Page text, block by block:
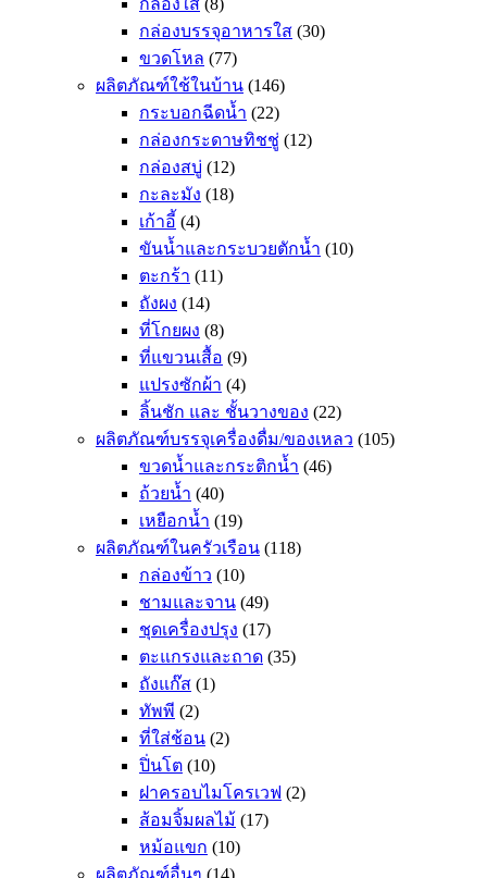
กล่องบรรจุอาหารใส (30)
ขวดโหล (77)
ผลิตภัณฑ์ใช้ในบ้าน (146)
กระบอกฉีดน้ำ (22)
กล่องกระดาษทิชชู่ (12)
กล่องสบู่ (12)
กะละมัง (18)
เก้าอี้ (4)
ขันน้ำและกระบวยตักน้ำ (10)
ตะกร้า (11)
ถังผง (14)
ที่โกยผง (8)
ที่แขวนเสื้อ (9)
แปรงซักผ้า (4)
ลิ้นชัก และ ชั้นวางของ (22)
ผลิตภัณฑ์บรรจุเครื่องดื่ม/ของเหลว (105)
ขวดน้ำและกระติกน้ำ (46)
ถ้วยน้ำ (40)
เหยือกน้ำ (19)
ผลิตภัณฑ์ในครัวเรือน (118)
กล่องข้าว (10)
ชามและจาน (49)
ชุดเครื่องปรุง (17)
ตะแกรงและถาด (35)
ถังแก๊ส (1)
ทัพพี (2)
ที่ใส่ช้อน (2)
ปิ่นโต (10)
ฝาครอบไมโครเวฟ (2)
ส้อมจิ้มผลไม้ (17)
หม้อแขก (10)
ผลิตภัณฑ์อื่นๆ (14)